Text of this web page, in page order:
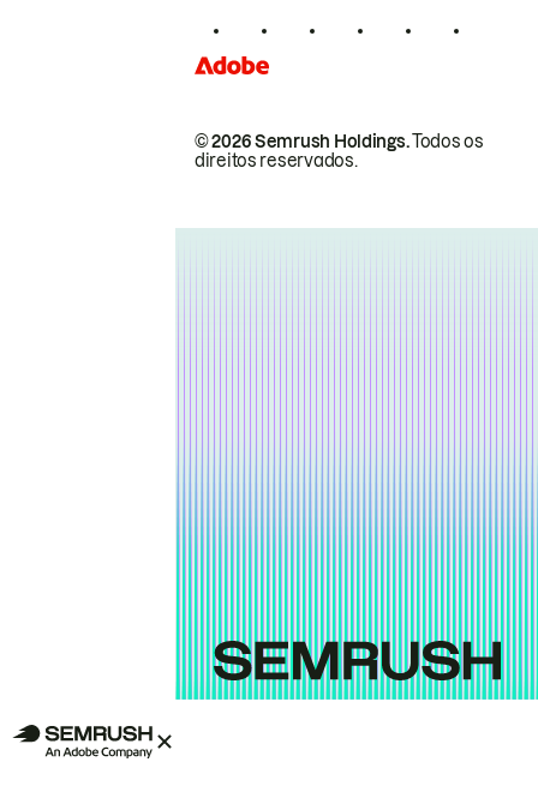
© 2026 Semrush Holdings.Todos os
direitos reservados.